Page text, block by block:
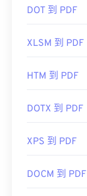
DOT 到 PDF
XLSM 到 PDF
HTM 到 PDF
DOTX 到 PDF
XPS 到 PDF
DOCM 到 PDF